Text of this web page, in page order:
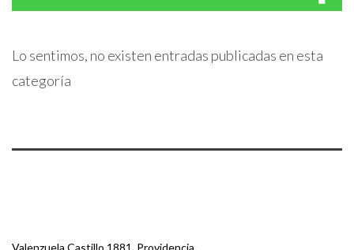
Lo sentimos, no existen entradas publicadas en esta
categoría
Valenzuela Castillo 1881, Providencia.